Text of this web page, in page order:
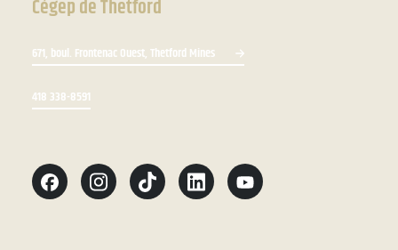
Cégep de Thetford
671, boul. Frontenac Ouest, Thetford Mines
418 338-8591